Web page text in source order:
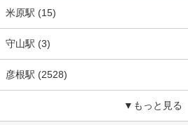
米原駅 (15)
守山駅 (3)
彦根駅 (2528)
▼もっと見る